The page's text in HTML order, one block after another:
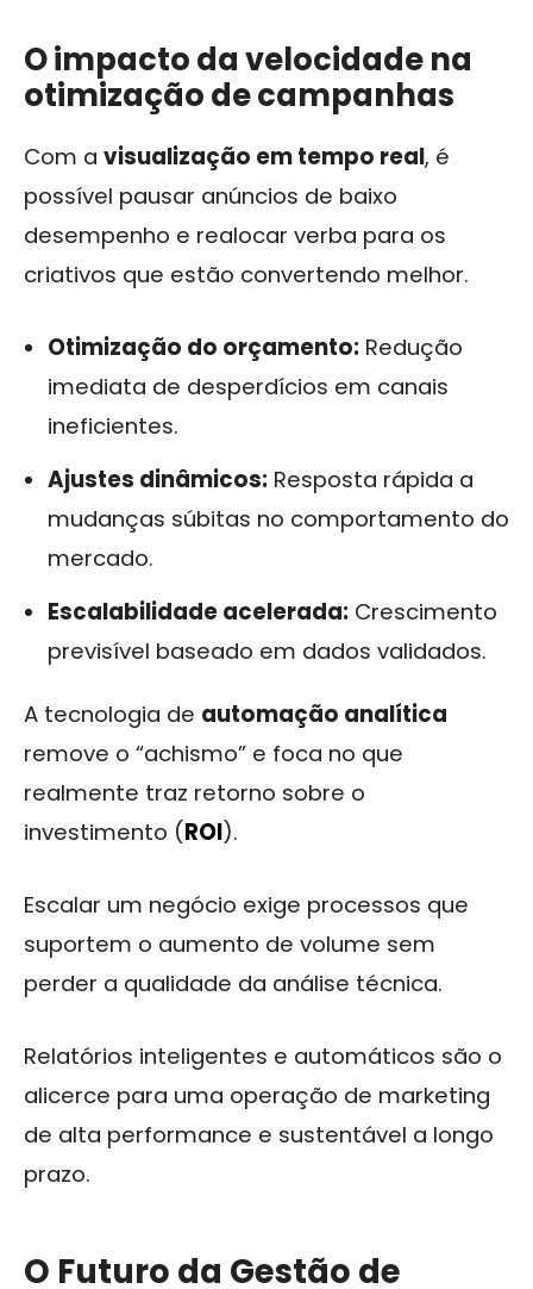
O impacto da velocidade na
otimização de campanhas
Com a visualização em tempo real, é
possível pausar anúncios de baixo
desempenho e realocar verba para os
criativos que estão convertendo melhor.
Otimização do orçamento: Redução
imediata de desperdícios em canais
ineficientes.
Ajustes dinâmicos: Resposta rápida a
mudanças súbitas no comportamento do
mercado.
Escalabilidade acelerada: Crescimento
previsível baseado em dados validados.
A tecnologia de automação analítica
remove o “achismo” e foca no que
realmente traz retorno sobre o
investimento (ROI).
Escalar um negócio exige processos que
suportem o aumento de volume sem
perder a qualidade da análise técnica.
Relatórios inteligentes e automáticos são o
alicerce para uma operação de marketing
de alta performance e sustentável a longo
prazo.
O Futuro da Gestão de